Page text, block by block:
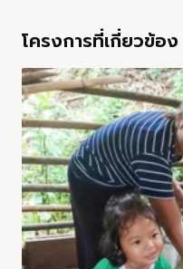
โครงการที่เกี่ยวข้อง